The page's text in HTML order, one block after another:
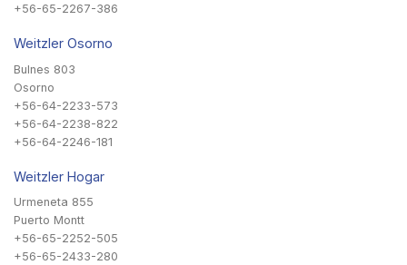
+56-65-2267-386
Weitzler Osorno
Bulnes 803
Osorno
+56-64-2233-573
+56-64-2238-822
+56-64-2246-181
Weitzler Hogar
Urmeneta 855
Puerto Montt
+56-65-2252-505
+56-65-2433-280